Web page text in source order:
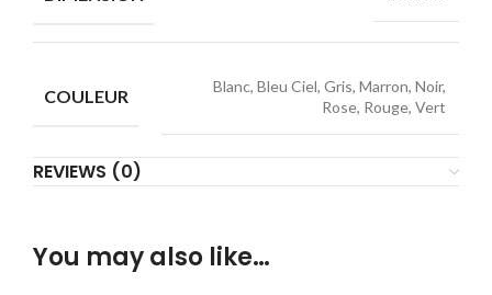
COULEUR
Blanc, Bleu Ciel, Gris, Marron, Noir,
Rose, Rouge, Vert
REVIEWS (0)
You may also like…